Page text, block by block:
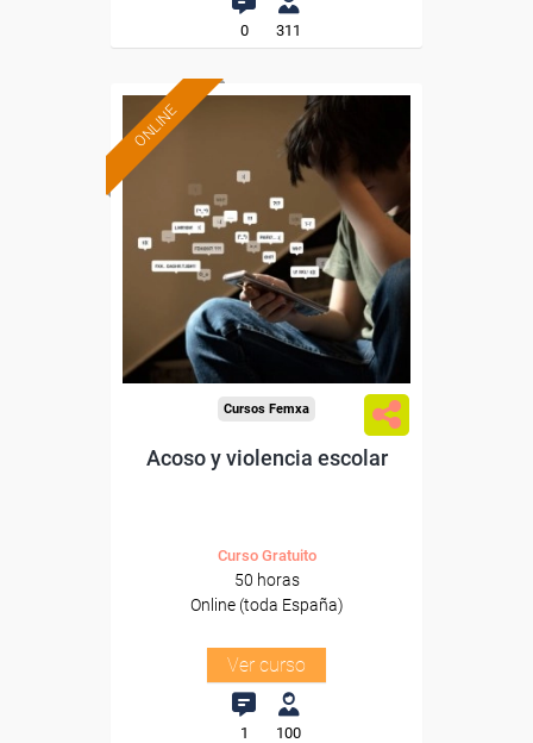
0 311
ONLINE
Formación 100%
subvencionada.
Para desempleados,
trabajadores y autónomos.
Sector
-Educación.
Cursos Femxa
Acoso y violencia escolar
Curso Gratuito
50 horas
Online (toda España)
Ver curso
1 100